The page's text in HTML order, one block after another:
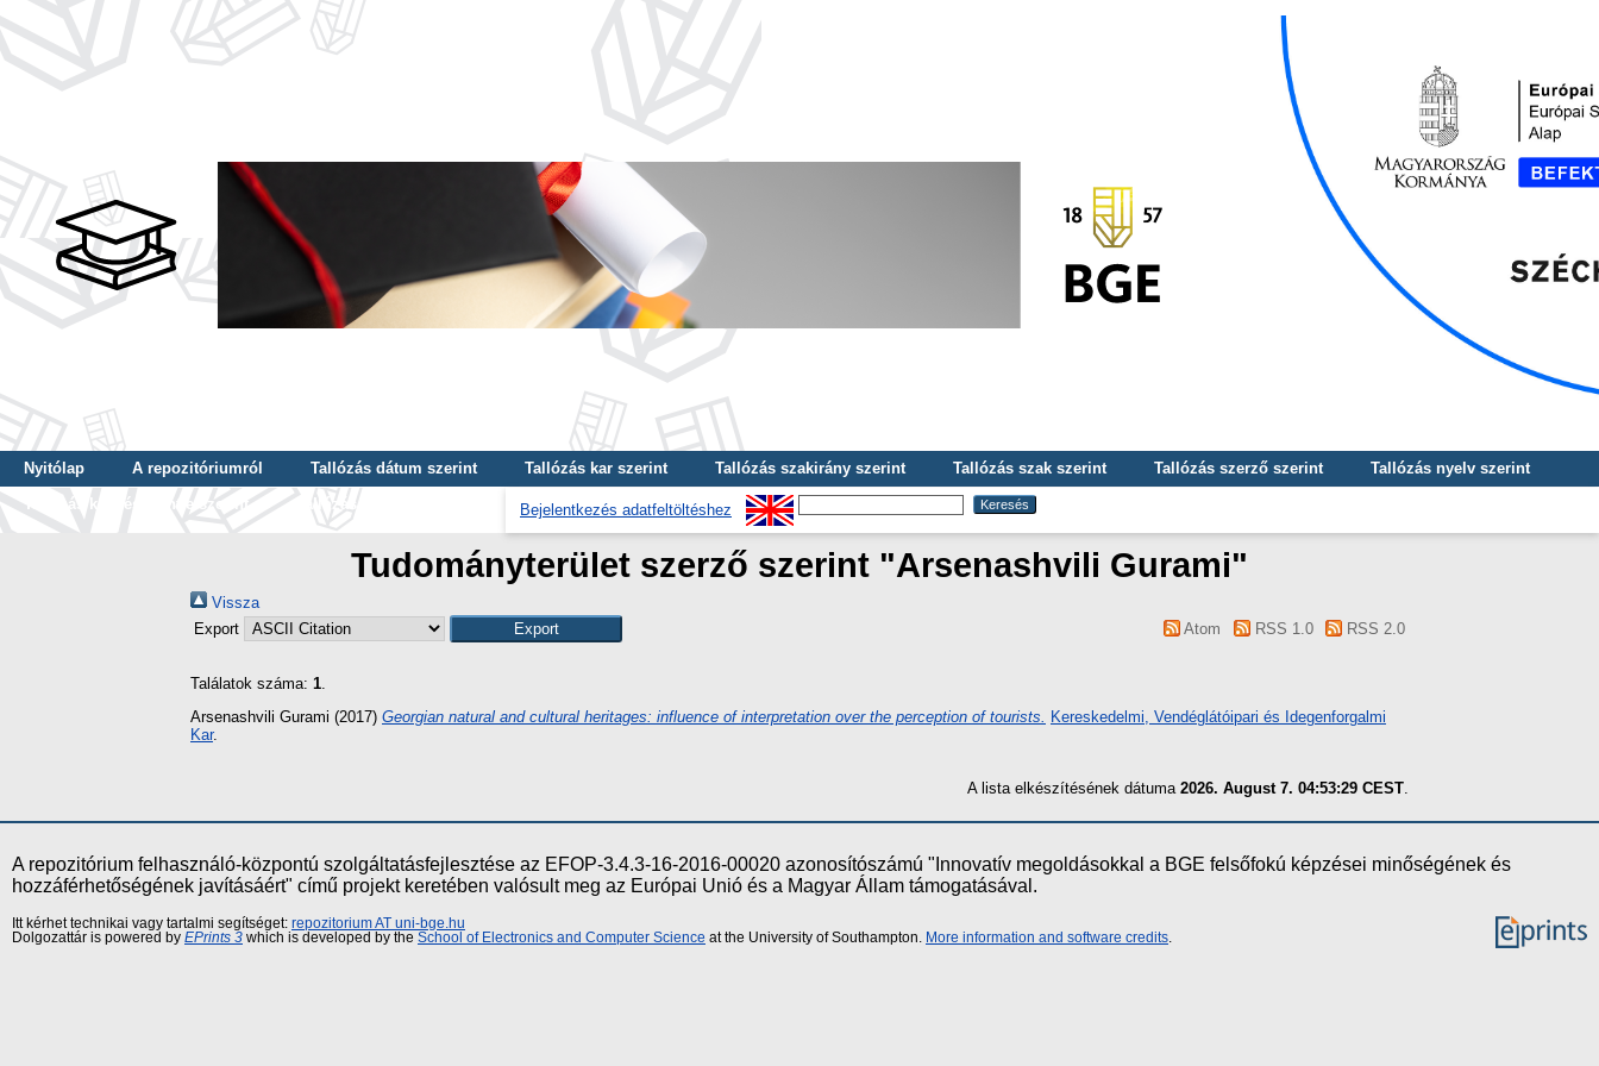
Nyitólap A repozitóriumról Tallózás dátum szerint Tallózás kar szerint Tallózás szakirány szerint Tallózás szak szerint Tallózás szerző szerint
Tallózás nyelv szerint
Tallózás képzés szintje szerint
Tallózás kulcsszó szerint Bejelentkezés adatfeltöltéshez
Tudományterület szerző szerint "Arsenashvili Gurami"
Vissza
Export
Atom RSS 1.0 RSS 2.0
Találatok száma: 1.
Arsenashvili Gurami (2017) Georgian natural and cultural heritages: influence of interpretation over the perception of tourists.
Kereskedelmi, Vendéglátóipari és Idegenforgalmi
Kar.
A lista elkészítésének dátuma 2026. August 7. 04:53:29 CEST
A repozitórium felhasználó-központú szolgáltatásfejlesztése az EFOP-3.4.3-16-2016-00020 azonosítószámú "Innovatív megoldásokkal a BGE felsőfokú képzései minőségének és
hozzáférhetőségének javításáért" című projekt keretében valósult meg az Európai Unió és a Magyar Állam támogatásával.
Itt kérhet technikai vagy tartalmi segítséget: repozitorium AT uni-bge.hu
Dolgozattár is powered by EPrints 3 which is developed by the School of Electronics and Computer Science at the University of Southampton. More information and software credits